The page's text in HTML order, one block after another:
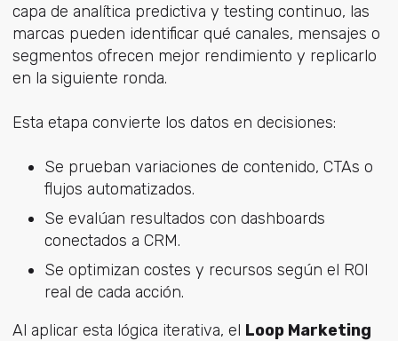
capa de analítica predictiva y testing continuo, las
marcas pueden identificar qué canales, mensajes o
segmentos ofrecen mejor rendimiento y replicarlo
en la siguiente ronda.
Esta etapa convierte los datos en decisiones:
Se prueban variaciones de contenido, CTAs o
flujos automatizados.
Se evalúan resultados con dashboards
conectados a CRM.
Se optimizan costes y recursos según el ROI
real de cada acción.
Al aplicar esta lógica iterativa, el Loop Marketing